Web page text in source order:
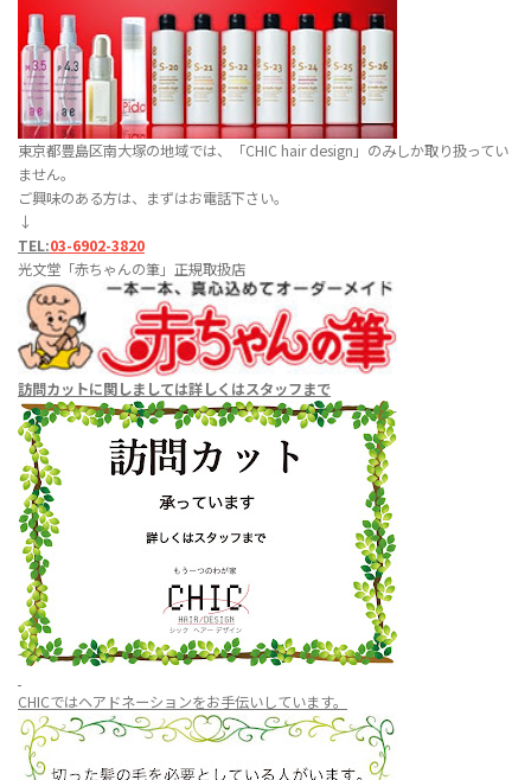
東京都豊島区南大塚の地域では、「CHIC hair design」のみしか取り扱ってい
ません。
ご興味のある方は、まずはお電話下さい。
↓
TEL:03-6902-3820
光文堂「赤ちゃんの筆」正規取扱店
訪問カットに関しましては詳しくはスタッフまで
CHICではヘアドネーションをお手伝いしています。